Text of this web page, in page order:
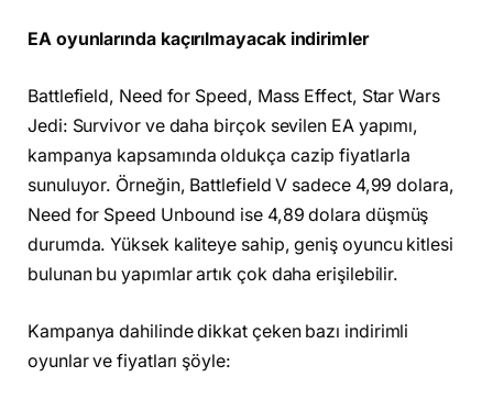
EA oyunlarında kaçırılmayacak indirimler
Battlefield, Need for Speed, Mass Effect, Star Wars
Jedi: Survivor ve daha birçok sevilen EA yapımı,
kampanya kapsamında oldukça cazip fiyatlarla
sunuluyor. Örneğin, Battlefield V sadece 4,99 dolara,
Need for Speed Unbound ise 4,89 dolara düşmüş
durumda. Yüksek kaliteye sahip, geniş oyuncu kitlesi
bulunan bu yapımlar artık çok daha erişilebilir.
Kampanya dahilinde dikkat çeken bazı indirimli
oyunlar ve fiyatları şöyle: